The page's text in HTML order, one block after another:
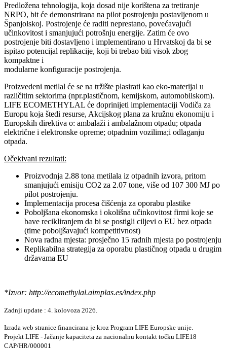
Predložena tehnologija, koja dosad nije korištena za tretiranje
NRPO, bit će demonstrirana na pilot postrojenju postavljenom u
Španjolskoj. Postrojenje će raditi neprestano, povećavajući
učinkovitost i smanjujući potrošnju energije. Zatim će ovo
postrojenje biti dostavljeno i implementirano u Hrvatskoj da bi se
ispitao potencijal replikacije, koji bi trebao biti visok zbog
kompaktne i
modularne konfiguracije postrojenja.
Proizvedeni metilal će se na tržište plasirati kao eko-materijal u
različitim sektorima (npr.plastičnom, kemijskom, automobilskom).
LIFE ECOMETHYLAL će doprinijeti implementaciji Vodiča za
Europu koja štedi resurse, Akcijskog plana za kružnu ekonomiju i
Europskih direktiva o: ambalaži i ambalažnom otpadu; otpada
električne i elektronske opreme; otpadnim vozilima;i odlaganju
otpada.
Očekivani rezultati:
Proizvodnja 2.88 tona metilala iz otpadnih izvora, pritom
smanjujući emisiju CO2 za 2.07 tone, više od 107 300 MJ po
pilot postrojenju.
Implementacija procesa čišćenja za oporabu plastike
Poboljšana ekonomska i okolišna učinkovitost firmi koje se
bave recikliranjem da bi se postigli ciljevi o EU bez otpada
(time poboljšavajući kompetitivnost)
Nova radna mjesta: prosječno 15 radnih mjesta po postrojenju
Replikabilna strategija za oporabu plastičnog otpada u drugim
državama EU
*Izvor: http://ecomethylal.aimplas.es/index.php
Zadnji update : 4. kolovoza 2026.
Izrada web stranice financirana je kroz Program LIFE Europske unije.
Projekt LIFE - Jačanje kapaciteta za nacionalnu kontakt točku LIFE18
CAP/HR/000001